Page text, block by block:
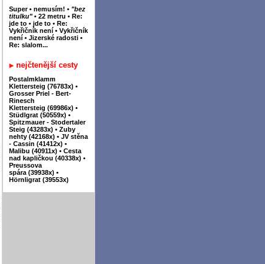
Super • nemusím! • "bez
titulku" • 22 metru • Re:
jde to • jde to • Re:
Vykřičník není • Vykřičník
není • Jizerské radosti •
Re: slalom...
nejčtenější cesty
Postalmklamm
Klettersteig (76783x) •
Grosser Priel - Bert-
Rinesch
Klettersteig (69986x) •
Stüdlgrat (50559x) •
Spitzmauer - Stodertaler
Steig (43283x) • Zuby
nehty (42168x) • JV stěna
- Cassin (41412x) •
Malibu (40911x) • Cesta
nad kapličkou (40338x) •
Preussova
spára (39938x) •
Hörnligrat (39553x)